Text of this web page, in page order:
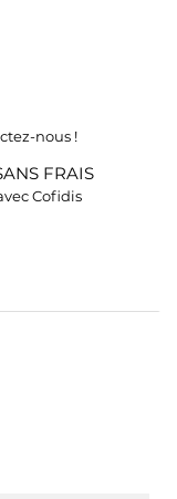
nous !
FRAIS
Cofidis